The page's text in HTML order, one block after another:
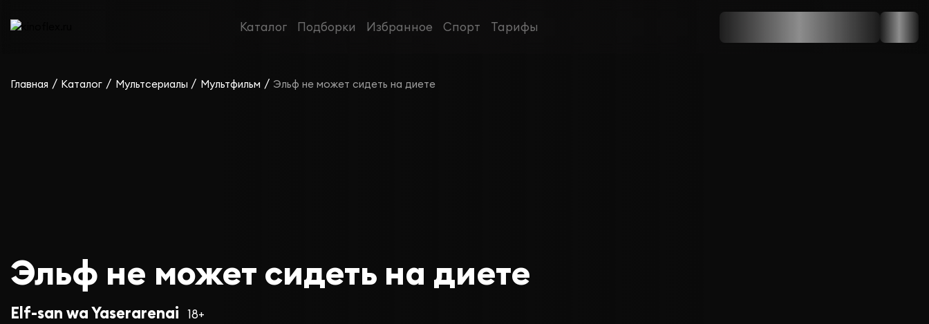
Каталог Подборки Избранное Спорт Тарифы
Главная / Каталог / Мультсериалы / Мультфильм / Эльф не может сидеть на диете
Эльф не может сидеть на диете
Elf-san wa Yaserarenai 18+